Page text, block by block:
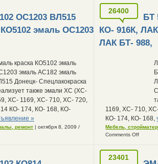
ОС1203 ВЛ515
эмаль ОС1203
краска КО5102 эмаль
эмаль АС182 эмаль
Донецк- Спецлакокраска
также эмали ХС (ХС-
ХС- 1169, ХС- 710, ХС- 720,
КО- 174, КО- 168, КО-
»
ремонт | октября 8, 2009 /
26400
БТ
КО- 916К,
ЛАК БТ- 988,
1169, ХС- 710,
КО- 174, КО- 168,
Мебель,
Comments Off
23401